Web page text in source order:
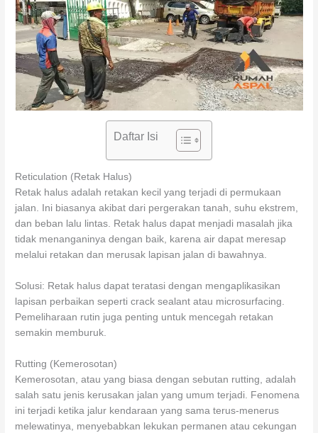
Daftar Isi
Reticulation (Retak Halus)
Retak halus adalah retakan kecil yang terjadi di permukaan
jalan. Ini biasanya akibat dari pergerakan tanah, suhu ekstrem,
dan beban lalu lintas. Retak halus dapat menjadi masalah jika
tidak menanganinya dengan baik, karena air dapat meresap
melalui retakan dan merusak lapisan jalan di bawahnya.
Solusi: Retak halus dapat teratasi dengan mengaplikasikan
lapisan perbaikan seperti crack sealant atau microsurfacing.
Pemeliharaan rutin juga penting untuk mencegah retakan
semakin memburuk.
Rutting (Kemerosotan)
Kemerosotan, atau yang biasa dengan sebutan rutting, adalah
salah satu jenis kerusakan jalan yang umum terjadi. Fenomena
ini terjadi ketika jalur kendaraan yang sama terus-menerus
melewatinya, menyebabkan lekukan permanen atau cekungan